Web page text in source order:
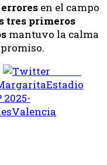
en el campo
tres primeros
mantuvo la calma
Estadio
2025-
Valencia